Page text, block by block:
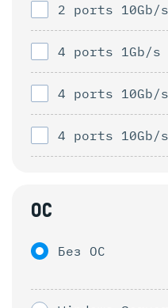
2 ports 10Gb/s
4 ports 1Gb/s
4 ports 10Gb/
4 ports 10Gb/s
ОС
Без ОС